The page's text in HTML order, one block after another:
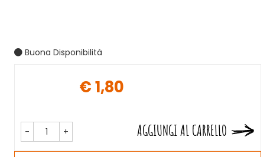
Buona Disponibilità
€ 1,80
- + AGGIUNGI AL CARRELLO